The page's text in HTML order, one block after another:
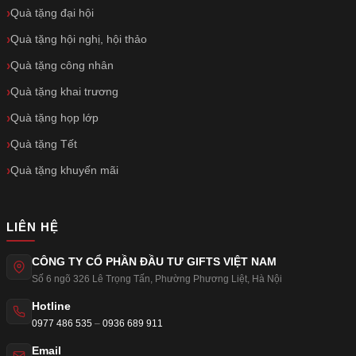
Quà tặng đại hội
Quà tặng hội nghị, hội thảo
Quà tặng công nhân
Quà tặng khai trương
Quà tặng họp lớp
Quà tặng Tết
Quà tặng khuyến mãi
LIÊN HỆ
CÔNG TY CỔ PHẦN ĐẦU TƯ GIFTS VIỆT NAM
Số 6 ngõ 326 Lê Trọng Tấn, Phường Phương Liệt, Hà Nội
Hotline
0977 486 535 – 0936 689 911
Email